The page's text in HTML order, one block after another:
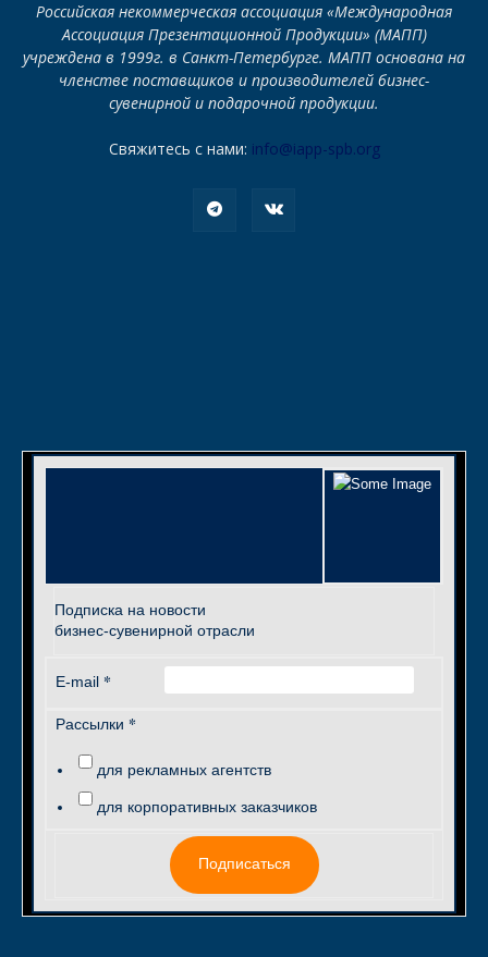
Российская некоммерческая ассоциация «Международная
Ассоциация Презентационной Продукции» (МАПП)
учреждена в 1999г. в Санкт-Петербурге. МАПП основана на
членстве поставщиков и производителей бизнес-
сувенирной и подарочной продукции.
Свяжитесь с нами: info@iapp-spb.org
Подписка на новости
бизнес-сувенирной отрасли
E-mail *
Рассылки *
для рекламных агентств
для корпоративных заказчиков
Подписаться